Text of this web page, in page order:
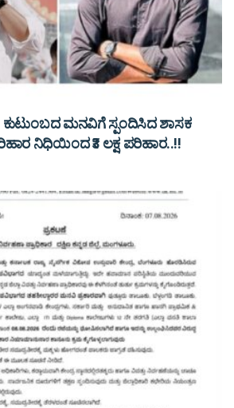
ಮನವಿಗೆ ಸ್ಪಂದಿಸಿದ ಶಾಸಕ
ನಿಧಿಯಿಂದ ₹3 ಲಕ್ಷ ಪರಿಹಾರ..!!